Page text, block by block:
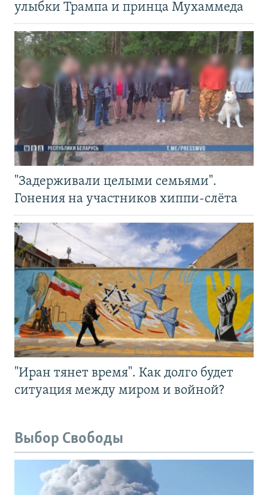
улыбки Трампа и принца Мухаммеда
"Задерживали целыми семьями".
Гонения на участников хиппи-слёта
"Иран тянет время". Как долго будет
ситуация между миром и войной?
Выбор Свободы